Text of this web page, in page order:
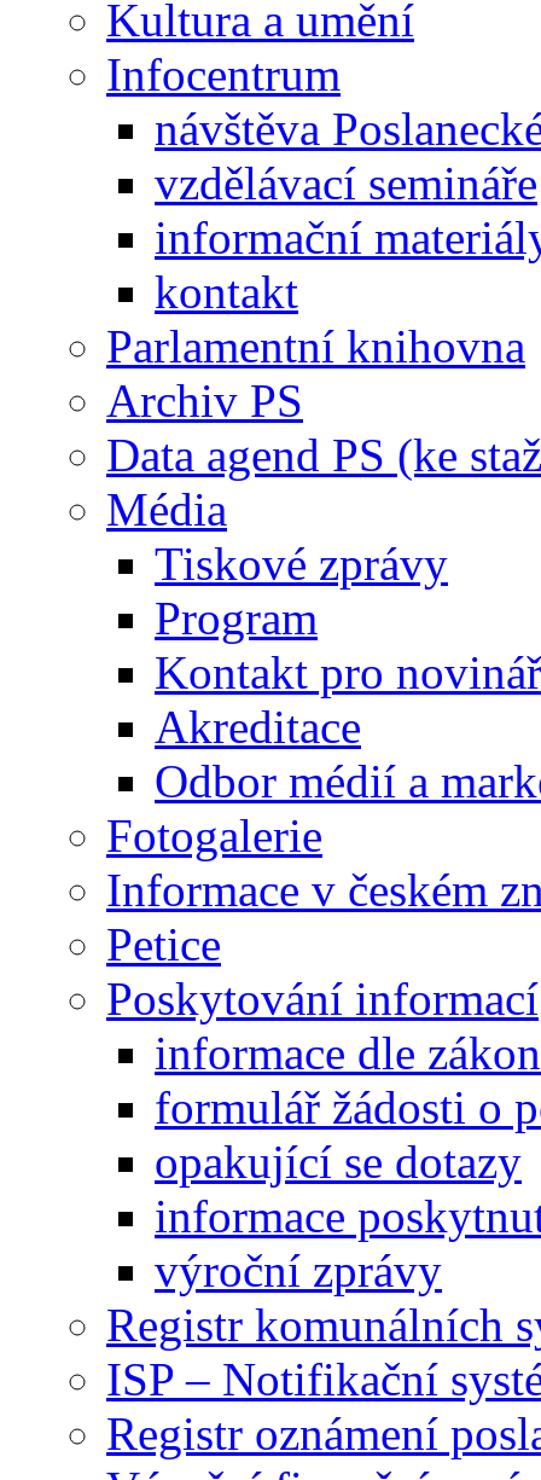
Kultura a umění
Infocentrum
návštěva
vzdělávací semináře
informační
kontakt
Parlamentní knihovna
Archiv PS
Data agend PS (ke
Média
Tiskové zprávy
Program
Kontakt pro
Akreditace
Odbor médií a
Fotogalerie
Informace v českém
Petice
Poskytování informací
informace dle
formulář žádosti o
opakující se dotazy
informace
výroční zprávy
Registr komunálních
ISP – Notifikační
Registr oznámení